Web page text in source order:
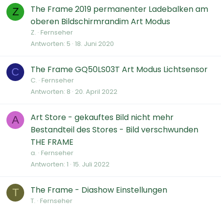
Z
The Frame 2019 permanenter Ladebalken am
oberen Bildschirmrandim Art Modus
Z. Fernseher
Antworten 5 18. Juni 2020
C The Frame GQ50LS03T Art Modus Lichtsensor
C. Fernseher
Antworten 8 20. April 2022
A
Art Store - gekauftes Bild nicht mehr
Bestandteil des Stores - Bild verschwunden
THE FRAME
a. Fernseher
Antworten 1 15. Juli 2022
T The Frame - Diashow Einstellungen
T. Fernseher